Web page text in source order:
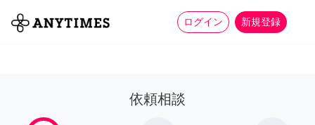
ログイン 新規登録
全て 家事 more_horiz
依頼相談